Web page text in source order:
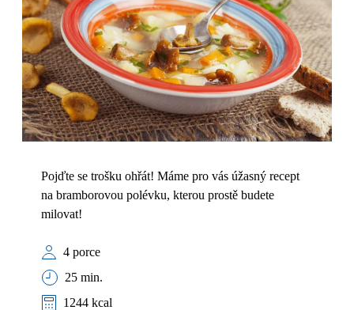
Pojďte se trošku ohřát! Máme pro vás úžasný recept
na bramborovou polévku, kterou prostě budete
milovat!
4 porce
25 min.
1244 kcal